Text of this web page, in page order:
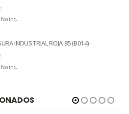
No inc.
INDUSTRIAL ROJA 85 (B014)
No inc.